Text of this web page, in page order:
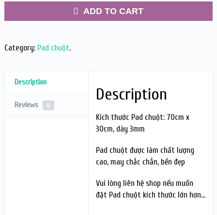
ADD TO CART
Category: Pad chuột.
Description
Reviews 0
Description
Kích thước Pad chuột: 70cm x
30cm, dày 3mm
Pad chuột được làm chất lượng
cao, may chắc chắn, bền đẹp
Vui lòng liên hệ shop nếu muốn
đặt Pad chuột kích thước lớn hơn…